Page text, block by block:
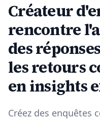
Créateur
rencontre
des
les retours
en insights
Créez des enquêtes